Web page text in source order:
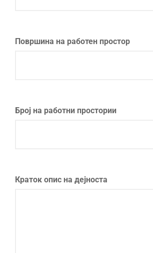
Површина на работен простор
Број на работни простории
Краток опис на дејноста